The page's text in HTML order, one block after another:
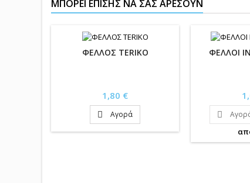
ΜΠΟΡΕΊ ΕΠΊΣΗΣ ΝΑ ΣΑΣ ΑΡΈΣΟΥΝ
ΦΕΛΛΟΣ TERIKO
Τιμή
1,80 €
 Αγορά
ΦΕΛΛΟΙ
